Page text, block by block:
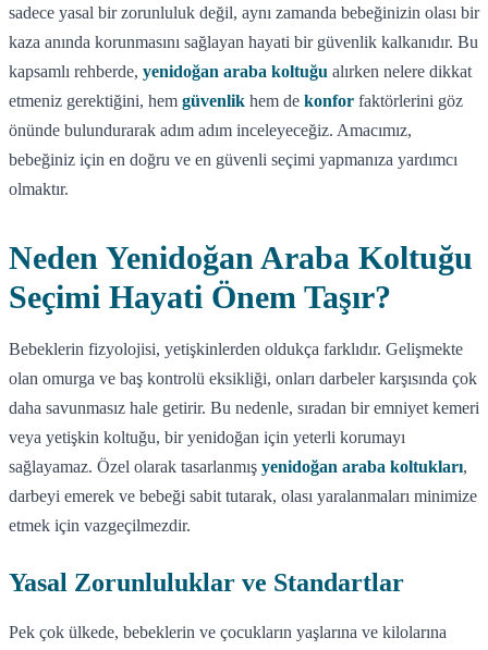
sadece yasal bir zorunluluk değil, aynı zamanda bebeğinizin olası bir
kaza anında korunmasını sağlayan hayati bir güvenlik kalkanıdır. Bu
kapsamlı rehberde, yenidoğan araba koltuğu alırken nelere dikkat
etmeniz gerektiğini, hem güvenlik hem de konfor faktörlerini göz
önünde bulundurarak adım adım inceleyeceğiz. Amacımız,
bebeğiniz için en doğru ve en güvenli seçimi yapmanıza yardımcı
olmaktır.
Neden Yenidoğan Araba Koltuğu
Seçimi Hayati Önem Taşır?
Bebeklerin fizyolojisi, yetişkinlerden oldukça farklıdır. Gelişmekte
olan omurga ve baş kontrolü eksikliği, onları darbeler karşısında çok
daha savunmasız hale getirir. Bu nedenle, sıradan bir emniyet kemeri
veya yetişkin koltuğu, bir yenidoğan için yeterli korumayı
sağlayamaz. Özel olarak tasarlanmış yenidoğan araba koltukları,
darbeyi emerek ve bebeği sabit tutarak, olası yaralanmaları minimize
etmek için vazgeçilmezdir.
Yasal Zorunluluklar ve Standartlar
Pek çok ülkede, bebeklerin ve çocukların yaşlarına ve kilolarına